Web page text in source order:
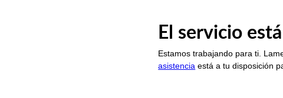
El servicio
Estamos trabajando para ti.
asistencia está a tu disposición